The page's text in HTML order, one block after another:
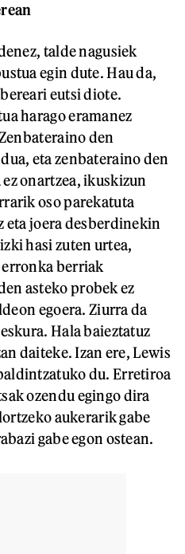
talde nagusiek
egin dute. Hau da,
eutsi diote.
harago eramanez
den
eta zenbateraino den
onartzea, ikuskizun
oso parekatuta
eta joera desberdinekin
hasi zuten urtea,
berriak
asteko probek ez
egoera. Ziurra da
Hala baieztatuz
daiteke. Izan ere, Lewis
du. Erretiroa
ozendu egingo dira
aukerarik gabe
gabe egon ostean.